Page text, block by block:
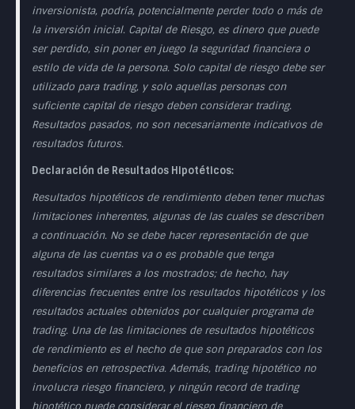
inversionista, podría, potencialmente perder todo o más de
la inversión inicial. Capital de Riesgo, es dinero que puede
ser perdido, sin poner en juego la seguridad financiera o
estilo de vida de la persona. Solo capital de riesgo debe ser
utilizado para trading, y solo aquellas personas con
suficiente capital de riesgo deben considerar trading.
Resultados pasados, no son necesariamente indicativos de
resultados futuros.
Declaración de Resultados Hipotéticos:
Resultados hipotéticos de rendimiento deben tener muchas
limitaciones inherentes, algunas de las cuales se describen
a continuación. No se debe hacer representación de que
alguna de las cuentas va o es probable que tenga
resultados similares a los mostrados; de hecho, hay
diferencias frecuentes entre los resultados hipotéticos y los
resultados actuales obtenidos por cualquier programa de
trading. Una de las limitaciones de resultados hipotéticos
de rendimiento es el hecho de que son preparados con los
beneficios en retrospectiva. Además, trading hipotético no
involucra riesgo financiero, y ningún record de trading
hipotético puede considerar el riesgo financiero de